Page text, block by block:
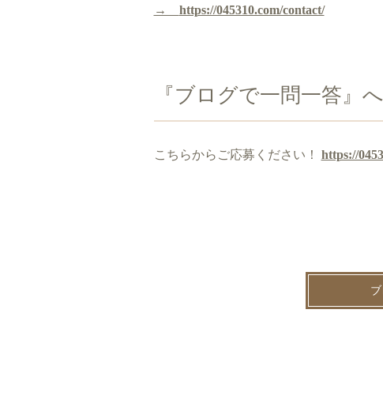
→ https://045310.com/contact/
『ブログで一問一答』
こちらからご応募ください！ https://